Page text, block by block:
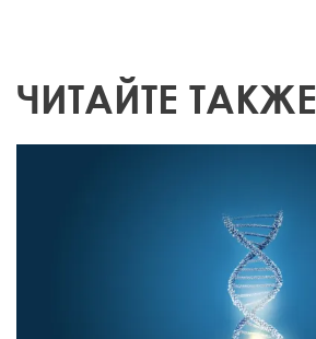
ЧИТАЙТЕ ТАКЖЕ